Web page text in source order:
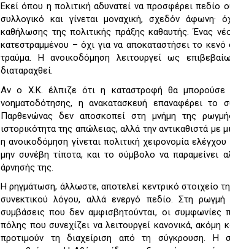
Εκεί όπου η πολιτική αδυνατεί να προσφέρει πεδίο
συλλογικό και γίνεται μοναχική, σχεδόν
καθήλωσης της πολιτικής πράξης καθαυτής. Ένας
κατεστραμμένου – όχι για να αποκαταστήσει το
τραύμα. Η ανοικοδόμηση λειτουργεί ως
διαταραχθεί.
Αν ο Χ.Κ. έλπιζε ότι η καταστροφή θα μπορούσε
νοηματοδότησης, η ανακατασκευή επαναφέρει το
Παρθενώνας δεν αποσκοπεί στη μνήμη της
ιστορικότητα της απώλειας, αλλά την αντικαθιστά
η ανοικοδόμηση γίνεται πολιτική χειρονομία
μην συνέβη τίποτα, και το σύμβολο να
άρνησής της.
Η ρηγμάτωση, άλλωστε, αποτελεί κεντρικό στοιχείο
συνεκτικού λόγου, αλλά ενεργό πεδίο. Στη
συμβάσεις που δεν αμφισβητούνται, οι
πόλης που συνεχίζει να λειτουργεί κανονικά,
προτιμούν τη διαχείριση από τη σύγκρουση.